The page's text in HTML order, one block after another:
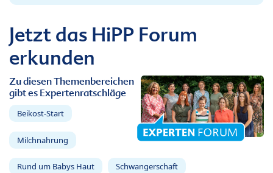
Jetzt das HiPP Forum
erkunden
Zu diesen Themenbereichen
gibt es Expertenratschläge
Beikost-Start
Milchnahrung
Rund um Babys Haut Schwangerschaft